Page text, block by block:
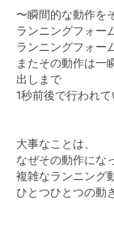
〜瞬間的な動作を
ランニングフォー
ランニングフォー
またその動作は一
出しまで
1秒前後で行われて
大事なことは、
なぜその動作にな
複雑なランニング
ひとつひとつの動